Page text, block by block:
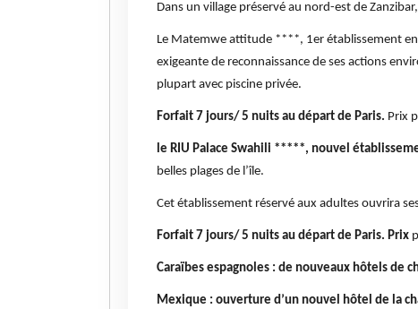
Dans un village préservé au nord-est de
Le Matemwe attitude ****, 1er établissement
exigeante de reconnaissance de ses actions
plupart avec piscine privée.
Forfait 7 jours/ 5 nuits au départ de Paris. Prix
le RIU Palace Swahili *****, nouvel
belles plages de l’île.
Cet établissement réservé aux adultes ouvrira
Forfait 7 jours/ 5 nuits au départ de Paris. Prix
Caraïbes espagnoles : de nouveaux hôtels de
Mexique : ouverture d’un nouvel hôtel de la